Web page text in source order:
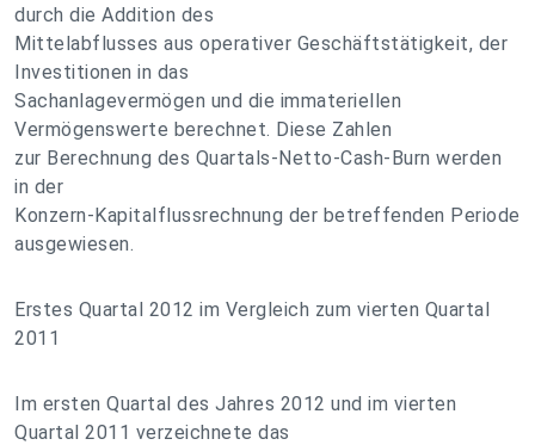
durch die Addition des
Mittelabflusses aus operativer Geschäftstätigkeit, der
Investitionen in das
Sachanlagevermögen und die immateriellen
Vermögenswerte berechnet. Diese Zahlen
zur Berechnung des Quartals-Netto-Cash-Burn werden
in der
Konzern-Kapitalflussrechnung der betreffenden Periode
ausgewiesen.
Erstes Quartal 2012 im Vergleich zum vierten Quartal
2011
Im ersten Quartal des Jahres 2012 und im vierten
Quartal 2011 verzeichnete das